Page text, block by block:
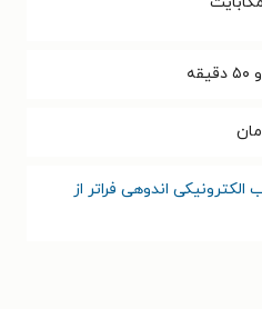
الکترونیکی اندوهی فراتر از